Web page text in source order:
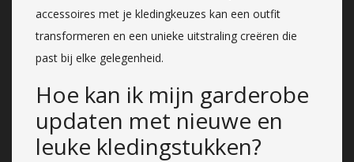
accessoires met je kledingkeuzes kan een outfit
transformeren en een unieke uitstraling creëren die
past bij elke gelegenheid.
Hoe kan ik mijn garderobe
updaten met nieuwe en
leuke kledingstukken?